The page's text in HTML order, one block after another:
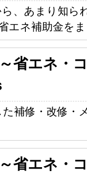
、あまり知ら
エネ補助金を
省エネ・
補修・改修・
省エネ・